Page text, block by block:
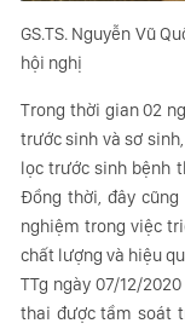
GS.TS. Nguyễn Vũ
hội nghị
Trong thời gian 02
trước sinh và sơ
lọc trước sinh bệnh
Đồng thời, đây
nghiệm trong việc
chất lượng và hiệu
TTg ngày 07/12/
thai được tầm soát